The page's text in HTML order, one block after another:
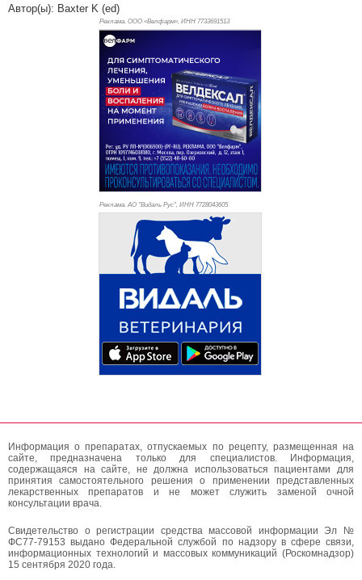
Автор(ы): Baxter K (ed)
Реклама. ООО «Велфарм», ИНН 7733691513
Реклама. АО "Видаль Рус", ИНН 7728043605
Информация о препаратах, отпускаемых по рецепту, размещенная на
сайте, предназначена только для специалистов. Информация,
содержащаяся на сайте, не должна использоваться пациентами для
принятия самостоятельного решения о применении представленных
лекарственных препаратов и не может служить заменой очной
консультации врача.
Свидетельство о регистрации средства массовой информации Эл №
ФС77-79153 выдано Федеральной службой по надзору в сфере связи,
информационных технологий и массовых коммуникаций (Роскомнадзор)
15 сентября 2020 года.